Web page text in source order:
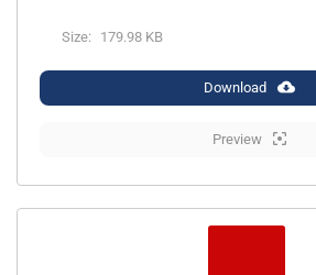
Size: 179.98 KB
Download
Preview